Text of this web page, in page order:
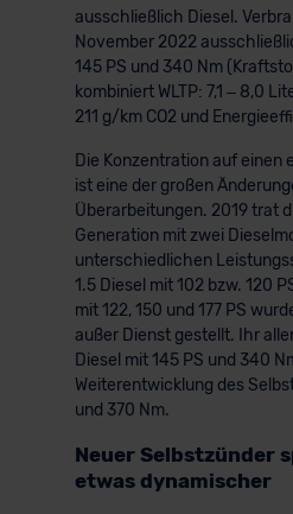
ausschließlich Diesel.
November 2022
145 PS und 340 Nm
kombiniert WLTP: 7,1 – 8,0
211 g/km CO2 und
Die Konzentration auf einen
ist eine der großen
Überarbeitungen. 2019 trat
Generation mit zwei
unterschiedlichen
1.5 Diesel mit 102 bzw. 120
mit 122, 150 und 177 PS
außer Dienst gestellt. Ihr
Diesel mit 145 PS und 340
Weiterentwicklung des
und 370 Nm.
Neuer Selbstzünder
etwas dynamischer